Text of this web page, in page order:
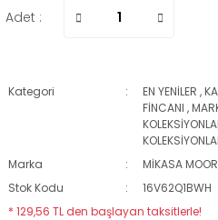
Adet :
Kategori EN YENİLER ,
FİNCANI ,
Marka
MİKASA MOOR
Stok Kodu
16V62Q1BWH
* 129,56 TL den başlayan taksitlerle!